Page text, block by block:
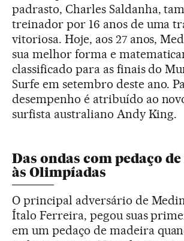
padrasto, Charles Saldanha,
treinador por 16 anos de uma
vitoriosa. Hoje, aos 27 anos,
sua melhor forma e
classificado para as finais do
Surfe em setembro deste ano.
desempenho é atribuído ao
surfista australiano Andy King.
Das ondas com pedaço
às Olimpíadas
O principal adversário de
Ítalo Ferreira, pegou suas
em um pedaço de madeira